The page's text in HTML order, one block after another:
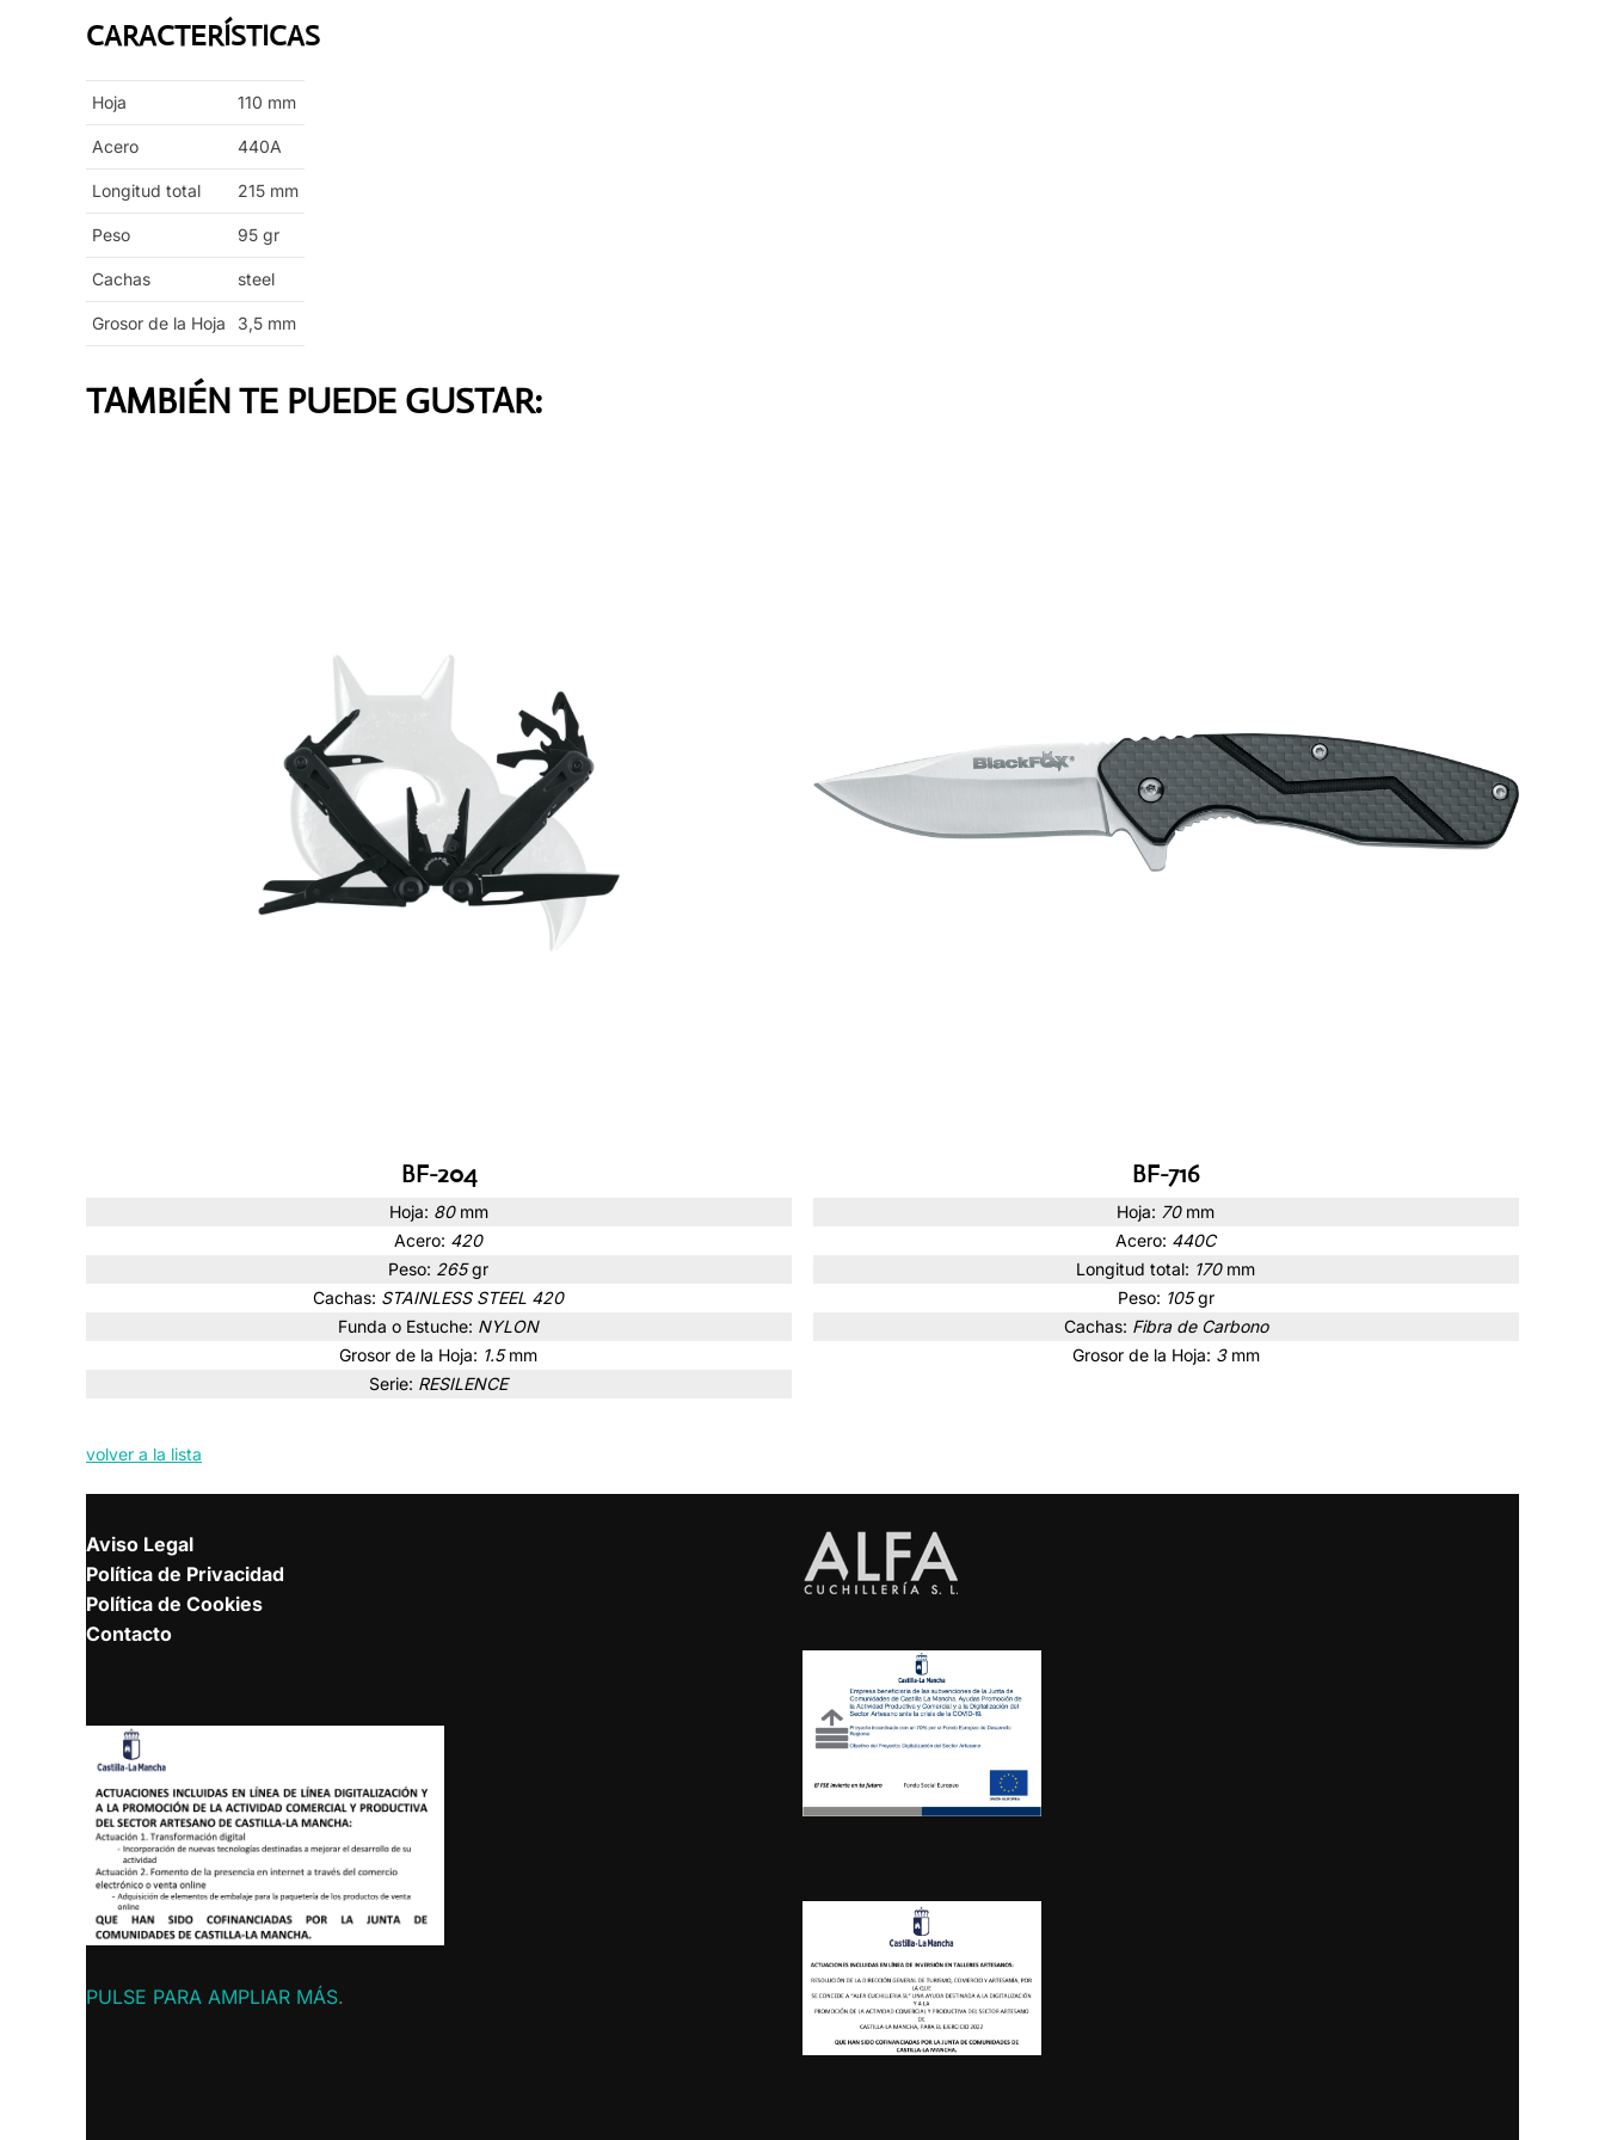
CARACTERÍSTICAS
Hoja 110 mm
Acero 440A
Longitud total 215 mm
Peso 95 gr
Cachas steel
Grosor de la Hoja 3,5 mm
TAMBIÉN TE PUEDE GUSTAR:
BF-204
Hoja: 80 mm
Acero: 420
Peso: 265 gr
Cachas: STAINLESS STEEL 420
Funda o Estuche: NYLON
Grosor de la Hoja: 1.5 mm
Serie: RESILENCE
BF-716
Hoja: 70 mm
Acero: 440C
Longitud total: 170 mm
Peso: 105 gr
Cachas: Fibra de Carbono
Grosor de la Hoja: 3 mm
volver a la lista
Aviso Legal
Política de Privacidad
Política de Cookies
Contacto
PULSE PARA AMPLIAR MÁS.